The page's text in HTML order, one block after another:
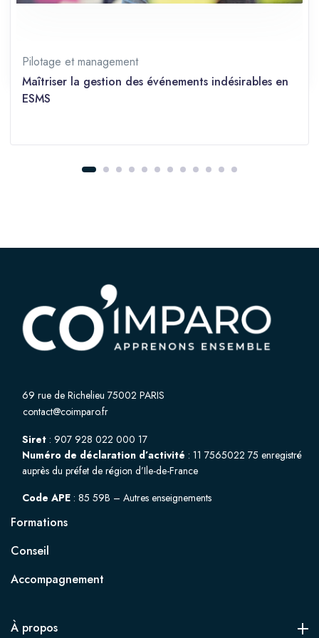
Prérequis Débutant
Pilotage et management
Maîtriser la gestion des événements indésirables en
ESMS
69 rue de Richelieu 75002 PARIS
contact@coimparo.fr
Siret : 907 928 022 000 17
Numéro de déclaration d’activité : 11 7565022 75 enregistré
auprès du préfet de région d’Ile-de-France
Code APE : 85 59B – Autres enseignements
Formations
Conseil
Accompagnement
À propos